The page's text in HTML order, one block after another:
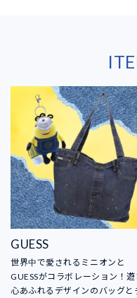
GUESS
世界中で愛されるミニオンと
GUESSがコラボレーション！
心あふれるデザインのバッグと